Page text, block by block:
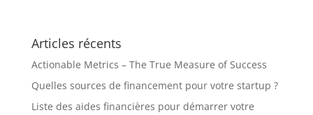
Articles récents
Actionable Metrics – The True Measure of Success
Quelles sources de financement pour votre startup ?
Liste des aides financières pour démarrer votre